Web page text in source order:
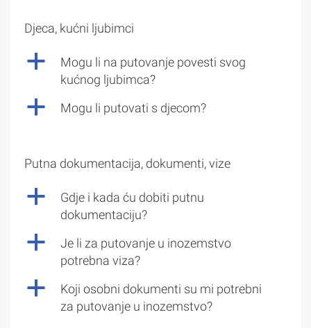
Djeca, kućni ljubimci
a
Mogu li na putovanje povesti svog
kućnog ljubimca?
a Mogu li putovati s djecom?
Putna dokumentacija, dokumenti, vize
a
Gdje i kada ću dobiti putnu
dokumentaciju?
a
Je li za putovanje u inozemstvo
potrebna viza?
a
Koji osobni dokumenti su mi potrebni
za putovanje u inozemstvo?